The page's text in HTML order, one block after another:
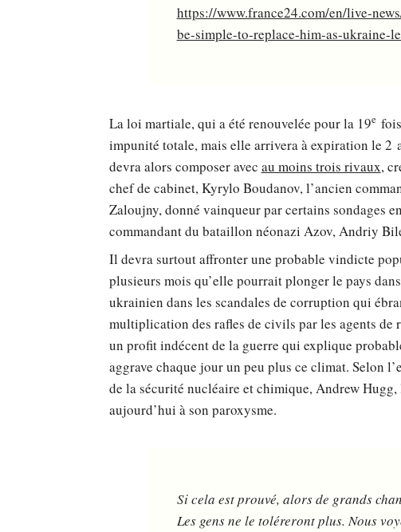
https://www.france24.com/en/live-
be-simple-to-replace-him-as-ukraine-
La loi martiale, qui a été renouvelée pour la 19e
impunité totale, mais elle arrivera à expiration le 2
devra alors composer avec au moins trois rivaux,
chef de cabinet, Kyrylo Boudanov, l’ancien
Zaloujny, donné vainqueur par certains sondages
commandant du bataillon néonazi Azov, Andriy
Il devra surtout affronter une probable vindicte
plusieurs mois qu’elle pourrait plonger le pays
ukrainien dans les scandales de corruption qui
multiplication des rafles de civils par les agents
un profit indécent de la guerre qui explique
aggrave chaque jour un peu plus ce climat. Selon
de la sécurité nucléaire et chimique, Andrew
aujourd’hui à son paroxysme.
Si cela est prouvé, alors de grands
Les gens ne le toléreront plus. Nous